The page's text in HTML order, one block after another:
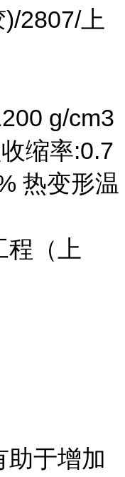
2807/上
g/cm3
缩率:0.7
热变形温
程（上
助于增加